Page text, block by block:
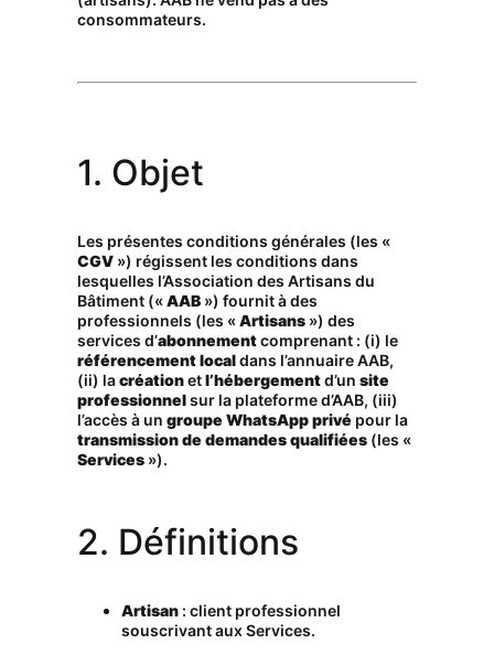
consommateurs.
1. Objet
Les présentes conditions générales (les «
CGV ») régissent les conditions dans
lesquelles l’Association des Artisans du
Bâtiment («AAB ») fournit à des
professionnels (les «Artisans ») des
services d’abonnementcomprenant : (i) le
référencement localdans l’annuaire AAB,
(ii) lacréationetl’hébergementd’unsite
professionnelsur la plateforme d’AAB, (iii)
l’accès à ungroupe WhatsApp privé pour la
transmission de demandes qualifiées (les «
Services »).
2. Définitions
Artisan : client professionnel
souscrivant aux Services.